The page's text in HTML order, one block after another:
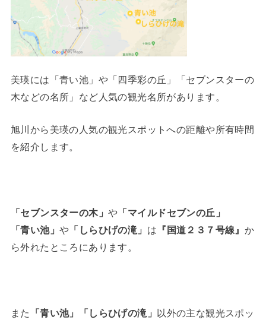
美瑛には「青い池」や「四季彩の丘」「セブンスターの
木などの名所」など人気の観光名所があります。
旭川から美瑛の人気の観光スポットへの距離や所有時間
を紹介します。
「セブンスターの木」や 「マイルドセブンの丘」
「青い池」 や 「しらひげの滝」 は 『国道２３７号線』 か
ら外れたところにあります。
また 「青い池」「しらひげの滝」 以外の主な観光スポッ